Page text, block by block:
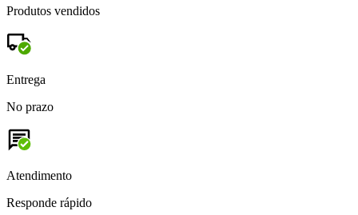
Produtos vendidos
Entrega
No prazo
Atendimento
Responde rápido